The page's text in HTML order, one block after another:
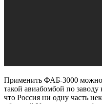
Применить ФАБ-3000 можно
такой авиабомбой по
что Россия ни одну часть